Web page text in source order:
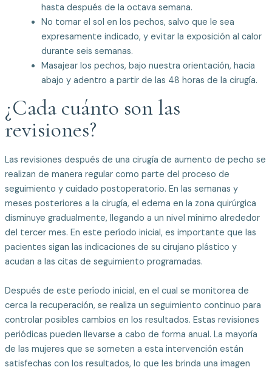
hasta después de la octava semana.
No tomar el sol en los pechos, salvo que le sea
expresamente indicado, y evitar la exposición al calor
durante seis semanas.
Masajear los pechos, bajo nuestra orientación, hacia
abajo y adentro a partir de las 48 horas de la cirugía.
¿Cada cuánto son las
revisiones?
Las revisiones después de una cirugía de aumento de pecho se
realizan de manera regular como parte del proceso de
seguimiento y cuidado postoperatorio. En las semanas y
meses posteriores a la cirugía, el edema en la zona quirúrgica
disminuye gradualmente, llegando a un nivel mínimo alrededor
del tercer mes. En este período inicial, es importante que las
pacientes sigan las indicaciones de su cirujano plástico y
acudan a las citas de seguimiento programadas.
Después de este período inicial, en el cual se monitorea de
cerca la recuperación, se realiza un seguimiento continuo para
controlar posibles cambios en los resultados. Estas revisiones
periódicas pueden llevarse a cabo de forma anual. La mayoría
de las mujeres que se someten a esta intervención están
satisfechas con los resultados, lo que les brinda una imagen